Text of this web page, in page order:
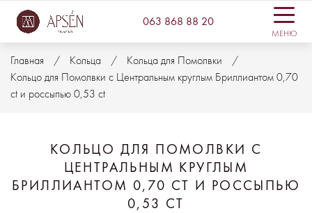
063 868 88 20
МЕНЮ
Главная Кольца
Кольца для Помолвки
Кольцо для Помолвки с Центральным круглым Бриллиантом 0,70
ct и россыпью 0,53 ct
КОЛЬЦО ДЛЯ ПОМОЛВКИ С
ЦЕНТРАЛЬНЫМ КРУГЛЫМ
БРИЛЛИАНТОМ 0,70 CT И РОССЫПЬЮ
0,53 CT